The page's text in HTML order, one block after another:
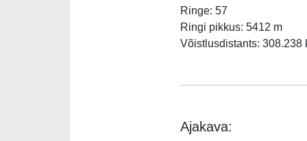
Ringe: 57
Ringi pikkus: 5412 m
Võistlusdistants: 308.238
Ajakava: